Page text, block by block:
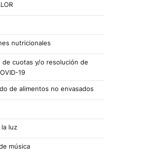
nutricionales
de cuotas y/o resolución de
19
de alimentos no envasados
luz
música